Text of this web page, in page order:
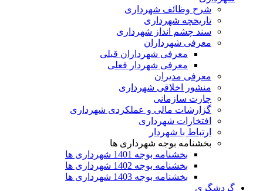
شرح وظائف شهرداری
تاریخچه شهرداری
سند چشم انداز شهرداری
معرفی شهرداران
معرفی شهرداران قبلی
معرفی شهردار فعلی
معرفی مدیران
منشور اخلاقی شهرداری
چارت سازمانی
گزارشات مالی و عملکردی شهرداری
افتخارات شهرداری
ارتباط با شهردار
بخشنامه بوجه شهرداری ها
بخشنامه بوجه 1401 شهرداری ها
بخشنامه بوجه 1402 شهرداری ها
بخشنامه بوجه 1403 شهرداری ها
گردشگری